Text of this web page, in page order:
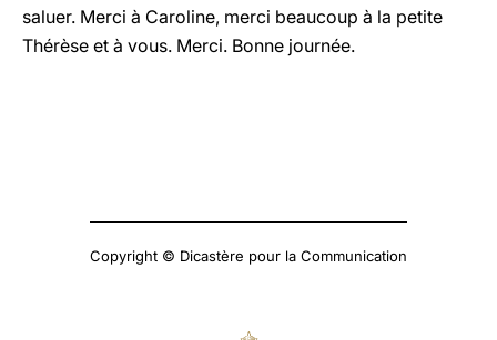
saluer. Merci à Caroline, merci beaucoup à la petite
Thérèse et à vous. Merci. Bonne journée.
Copyright © Dicastère pour la Communication